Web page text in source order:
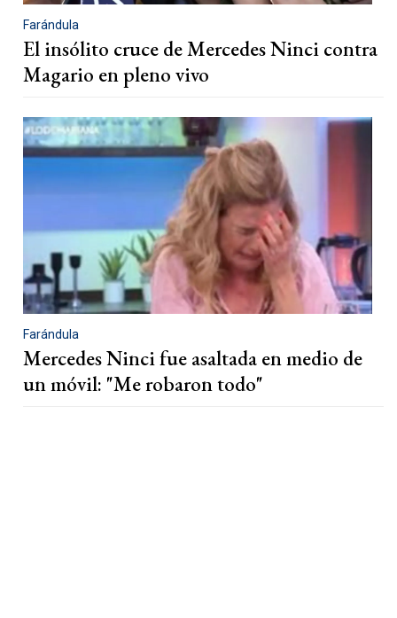
Farándula
El insólito cruce de Mercedes Ninci contra
Magario en pleno vivo
Farándula
Mercedes Ninci fue asaltada en medio de
un móvil: "Me robaron todo"